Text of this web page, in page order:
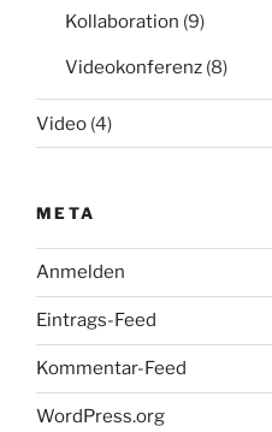
Kollaboration (9)
Videokonferenz (8)
Video (4)
META
Anmelden
Eintrags-Feed
Kommentar-Feed
WordPress.org